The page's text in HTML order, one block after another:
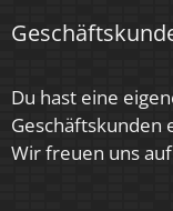
Du hast eine
Geschäftskunden
Wir freuen uns